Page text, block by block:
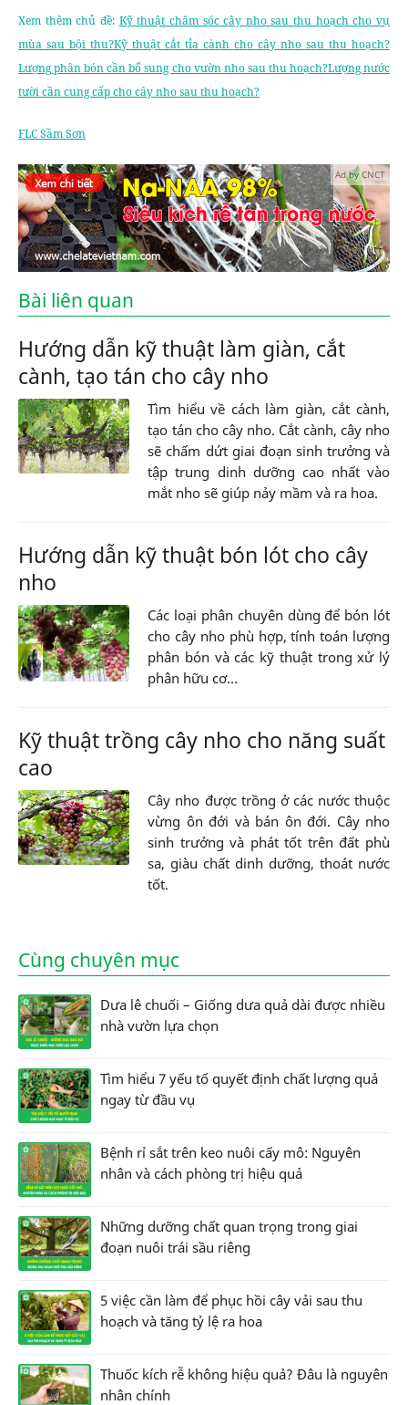
Xem thêm chủ đề: Kỹ thuật chăm sóc cây nho sau thu hoạch cho vụ
mùa sau bội thu?Kỹ thuật cắt tỉa cành cho cây nho sau thu hoạch?
Lượng phân bón cần bổ sung cho vườn nho sau thu hoạch?Lượng nước
tười cần cung cấp cho cây nho sau thu hoạch?
FLC Sầm Sơn
Ad by CNCT
Bài liên quan
Hướng dẫn kỹ thuật làm giàn, cắt
cành, tạo tán cho cây nho
Tìm hiểu về cách làm giàn, cắt cành,
tạo tán cho cây nho. Cắt cành, cây nho
sẽ chấm dứt giai đoạn sinh trưởng và
tập trung dinh dưỡng cao nhất vào
mắt nho sẽ giúp nảy mầm và ra hoa.
Hướng dẫn kỹ thuật bón lót cho cây
nho
Các loại phân chuyên dùng để bón lót
cho cây nho phù hợp, tính toán lượng
phân bón và các kỹ thuật trong xử lý
phân hữu cơ...
Kỹ thuật trồng cây nho cho năng suất
cao
Cây nho được trồng ở các nước thuộc
vừng ôn đới và bán ôn đới. Cây nho
sinh trưởng và phát tốt trên đất phù
sa, giàu chất dinh dưỡng, thoát nước
tốt.
Cùng chuyên mục
Dưa lê chuối – Giống dưa quả dài được nhiều
nhà vườn lựa chọn
Tìm hiểu 7 yếu tố quyết định chất lượng quả
ngay từ đầu vụ
Bệnh rỉ sắt trên keo nuôi cấy mô: Nguyên
nhân và cách phòng trị hiệu quả
Những dưỡng chất quan trọng trong giai
đoạn nuôi trái sầu riêng
5 việc cần làm để phục hồi cây vải sau thu
hoạch và tăng tỷ lệ ra hoa
Thuốc kích rễ không hiệu quả? Đâu là nguyên
nhân chính